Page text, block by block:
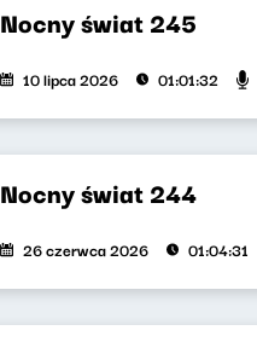
Nocny świat 245
10 lipca 2026 01:01:32
Nocny świat 244
26 czerwca 2026 01:04:31